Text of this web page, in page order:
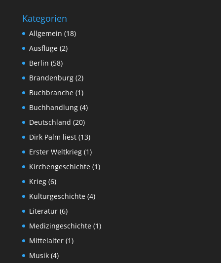
Kategorien
Allgemein (18)
Ausflüge(2)
Berlin (58)
Brandenburg(2)
Buchbranche(1)
Buchhandlung(4)
Deutschland (20)
Dirk Palm liest(13)
Erster Weltkrieg(1)
Kirchengeschichte(1)
Krieg(6)
Kulturgeschichte(4)
Literatur(6)
Medizingeschichte(1)
Mittelalter(1)
Musik(4)